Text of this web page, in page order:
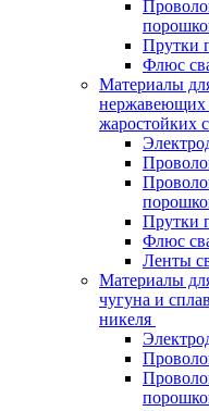
Прутки
Флюс
Материалы
нержавеющих
жаростойких
Прутки
Флюс
Ленты
Материалы
чугуна и
никеля